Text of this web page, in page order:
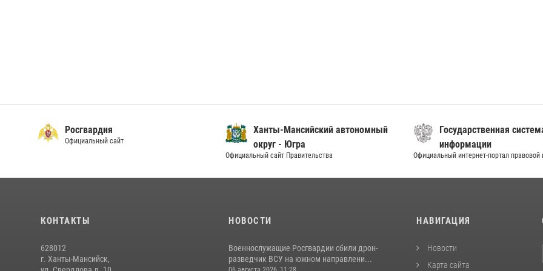
Росгвардия
Официальный сайт
Ханты-Мансийский автономный
округ - Югра
Официальный сайт Правительства
Государственная
информации
Официальный интернет-портал
КОНТАКТЫ
628012
г. Ханты-Мансийск,
НОВОСТИ
Военнослужащие Росгвардии сбили дрон-
разведчик ВСУ на южном направлени...
НАВИГАЦИЯ
Новости
Карта сайта